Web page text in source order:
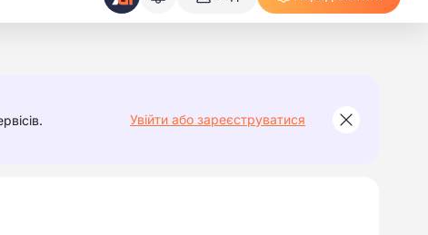
Увійти або зареєструватися